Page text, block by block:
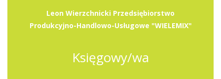
Leon Wierzchnicki Przedsiębiorstwo
Produkcyjno-Handlowo-Usługowe "WIELEMIX"
Księgowy/wa